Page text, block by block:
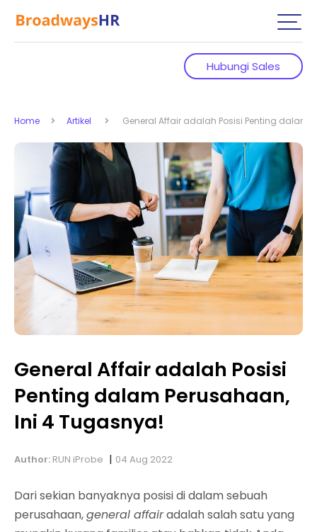
Hubungi Sales
Home Artikel General Affair adalah Posisi Penting dalam
General Affair adalah Posisi
Penting dalam Perusahaan,
Ini 4 Tugasnya!
Author: RUN iProbe | 04 Aug 2022
Dari sekian banyaknya posisi di dalam sebuah
perusahaan,general affairadalah salah satu yang